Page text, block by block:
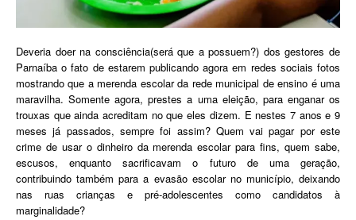
Deveria doer na consciência(será que a possuem?) dos gestores de
Parnaíba o fato de estarem publicando agora em redes sociais fotos
mostrando que a merenda escolar da rede municipal de ensino é uma
maravilha. Somente agora, prestes a uma eleição, para enganar os
trouxas que ainda acreditam no que eles dizem. E nestes 7 anos e 9
meses já passados, sempre foi assim? Quem vai pagar por este
crime de usar o dinheiro da merenda escolar para fins, quem sabe,
escusos, enquanto sacrificavam o futuro de uma geração,
contribuindo também para a evasão escolar no município, deixando
nas ruas crianças e pré-adolescentes como candidatos à
marginalidade?